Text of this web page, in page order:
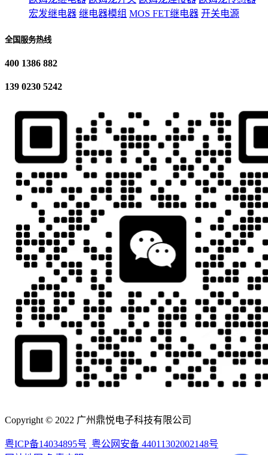
宏发继电器 继电器模组 MOS FET继电器 开关电源
全国服务热线
400 1386 882
139 0230 5242
Copyright © 2022 广州鼎悦电子科技有限公司
粤ICP备14034895号 粤公网安备 44011302002148号